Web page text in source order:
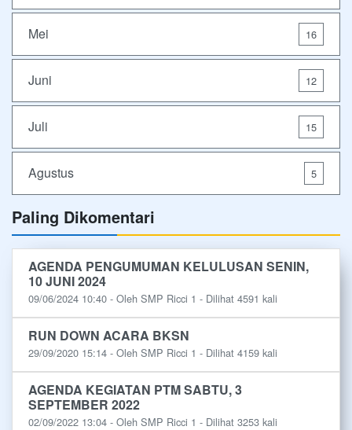
Mei 16
Juni 12
Juli 15
Agustus 5
Paling Dikomentari
AGENDA PENGUMUMAN KELULUSAN SENIN,
10 JUNI 2024
09/06/2024 10:40 - Oleh SMP Ricci 1 - Dilihat 4591 kali
RUN DOWN ACARA BKSN
29/09/2020 15:14 - Oleh SMP Ricci 1 - Dilihat 4159 kali
AGENDA KEGIATAN PTM SABTU, 3
SEPTEMBER 2022
02/09/2022 13:04 - Oleh SMP Ricci 1 - Dilihat 3253 kali